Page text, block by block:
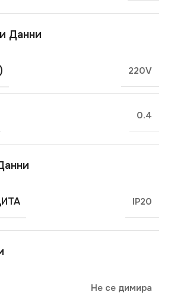
Данни
220V
0.4
IP20
Не се димира